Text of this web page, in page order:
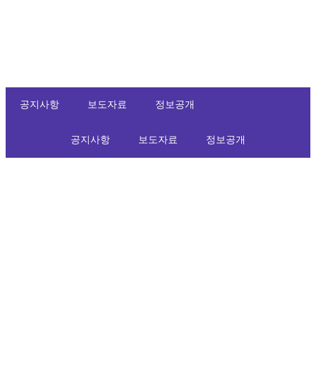
공지사항 보도자료 정보공개
공지사항 보도자료 정보공개